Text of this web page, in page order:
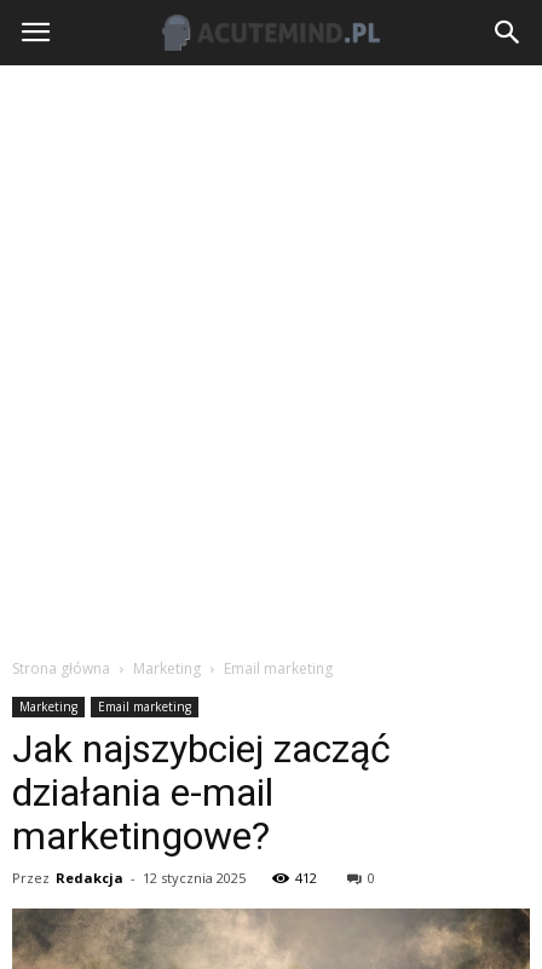
Strona główna Marketing Email marketing
Marketing Email marketing
Jak najszybciej zacząć
działania e-mail
marketingowe?
Przez Redakcja - 12 stycznia 2025 412 0